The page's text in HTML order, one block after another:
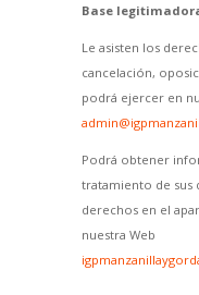
Base
Le asisten los
cancelación,
podrá ejercer en
Podrá obtener
tratamiento de sus
derechos en el
nuestra Web